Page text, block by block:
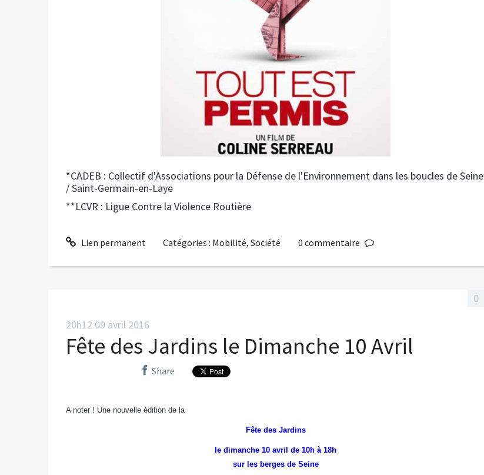
*CADEB : Collectif d'Associations pour la Défense de l'Environnement dans les boucles de Seine
/ Saint-Germain-en-Laye
**LCVR : Ligue Contre la Violence Routière
Lien permanent Catégories : Mobilité,Société 0 commentaire
20h12 09 avril 2016
Fête des Jardins le Dimanche 10 Avril
Share
A noter ! Une nouvelle édition de la
Fête des Jardins
le dimanche 10 avril de 10h à 18h
sur les berges de Seine
0